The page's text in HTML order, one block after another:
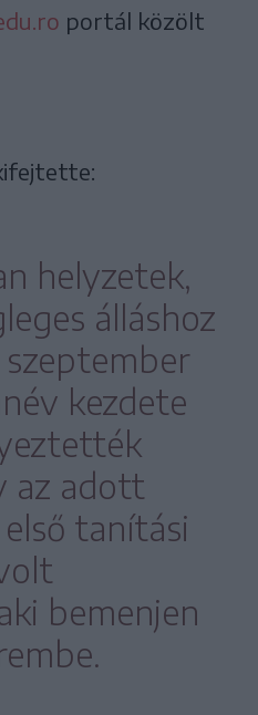
portál közölt
helyzetek,
álláshoz
kezdete
az adott
tanítási
bemenjen